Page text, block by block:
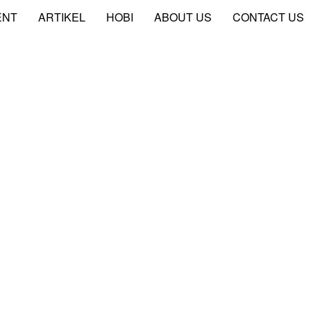
ARTIKEL HOBI ABOUT US CONTACT US